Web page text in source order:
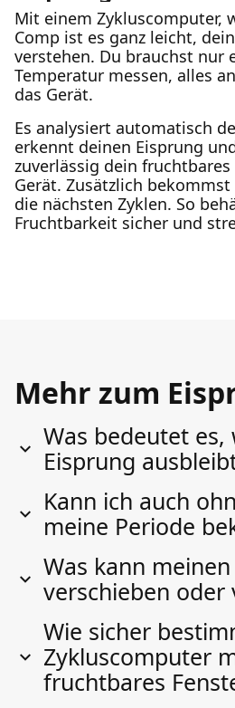
Mit einem Zykluscomputer,
Comp ist es ganz leicht,
verstehen. Du brauchst nur
Temperatur messen, alles
das Gerät.
Es analysiert automatisch
erkennt deinen Eisprung
zuverlässig dein
Gerät. Zusätzlich
die nächsten Zyklen. So
Fruchtbarkeit sicher und
Mehr zum
Was bedeutet es,
Eisprung
Kann ich auch
meine Periode
Was kann
verschieben oder
Wie sicher
Zykluscomputer
fruchtbares